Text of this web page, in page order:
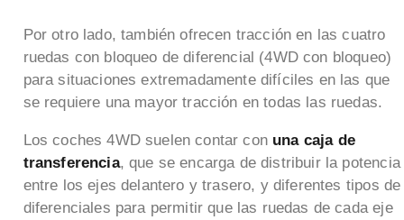
Por otro lado, también ofrecen tracción en las cuatro
ruedas con bloqueo de diferencial (4WD con bloqueo)
para situaciones extremadamente difíciles en las que
se requiere una mayor tracción en todas las ruedas.
Los coches 4WD suelen contar conuna caja de
transferencia, que se encarga de distribuir la potencia
entre los ejes delantero y trasero, y diferentes tipos de
diferenciales para permitir que las ruedas de cada eje